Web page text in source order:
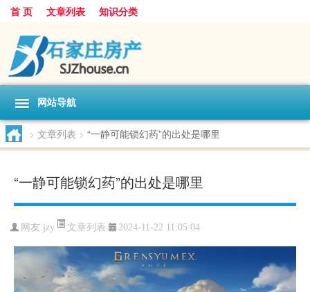
首 页 文章列表 知识分类
网站导航
> 文章列表 > “一静可能锁幻药”的出处是哪里
“一静可能锁幻药”的出处是哪里
网友:jzy 文章列表 2024-11-22 11:05:04